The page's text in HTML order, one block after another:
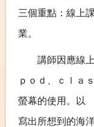
三個重點：線上
業。
講師因應線上
ｐｏｄ、ｃｌａ
螢幕的使用。以
寫出所想到的海